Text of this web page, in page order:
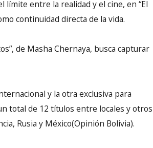
límite entre la realidad y el cine, en “El
continuidad directa de la vida.
de Masha Chernaya, busca capturar
y la otra exclusiva para
total de 12 títulos entre locales y otros
Rusia y México(Opinión Bolivia).